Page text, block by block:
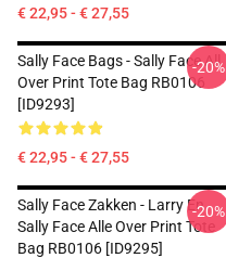
€ 22,95 - € 27,55
Sally Face Bags - Sally Face All
Over Print Tote Bag RB0106
[ID9293]
€ 22,95 - € 27,55
-20%
Sally Face Zakken - Larry En
Sally Face Alle Over Print Tote
Bag RB0106 [ID9295]
-20%